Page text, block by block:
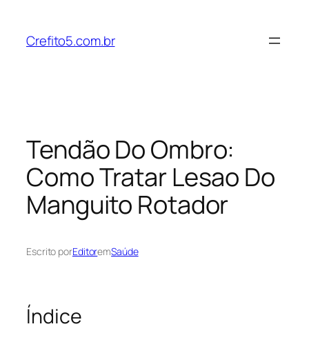
Crefito5.com.br
Tendão Do Ombro:
Como Tratar Lesao Do
Manguito Rotador
Escrito porEditoremSaúde
Índice